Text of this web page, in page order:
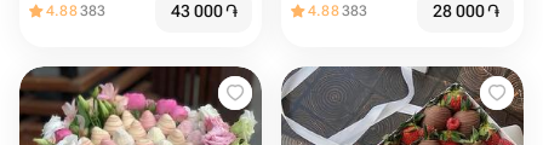
4.88383 43 000֏ 4.88383 28 000֏